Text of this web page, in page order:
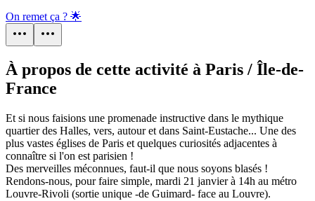
On remet ça ? 🌟
À propos de cette activité à Paris / Île-de-
France
Et si nous faisions une promenade instructive dans le mythique
quartier des Halles, vers, autour et dans Saint-Eustache... Une des
plus vastes églises de Paris et quelques curiosités adjacentes à
connaître si l'on est parisien !
Des merveilles méconnues, faut-il que nous soyons blasés !
Rendons-nous, pour faire simple, mardi 21 janvier à 14h au métro
Louvre-Rivoli (sortie unique -de Guimard- face au Louvre).